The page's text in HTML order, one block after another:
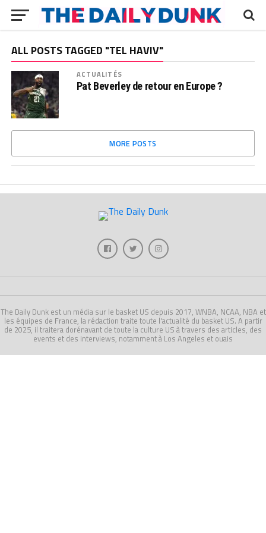
ALL POSTS TAGGED "TEL HAVIV"
ACTUALITÉS
Pat Beverley de retour en Europe ?
MORE POSTS
The Daily Dunk est un média sur le basket US depuis 2017, WNBA, NCAA, NBA et
les équipes de France, la rédaction traite toute l'actualité du basket US. A partir
de 2025, il traitera dorénavant de toute la culture US à travers des articles, des
events et des interviews, notamment à Los Angeles et ouais